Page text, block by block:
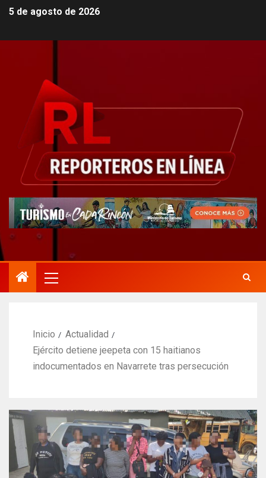
5 de agosto de 2026
Inicio
Actualidad
Ejército detiene jeepeta con 15 haitianos
indocumentados en Navarrete tras persecución